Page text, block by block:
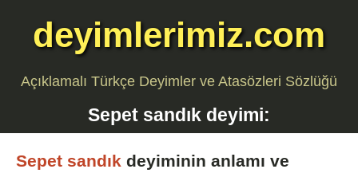
deyimlerimiz.com
Açıklamalı Türkçe Deyimler ve Atasözleri Sözlüğü
Sepet sandık deyimi:
Sepet sandık deyiminin anlamı ve